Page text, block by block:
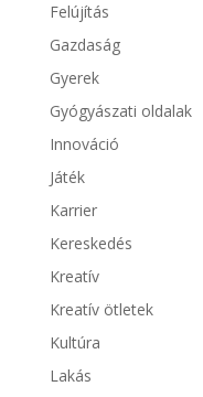
Felújítás
Gazdaság
Gyerek
Gyógyászati oldalak
Innováció
Játék
Karrier
Kereskedés
Kreatív
Kreatív ötletek
Kultúra
Lakás